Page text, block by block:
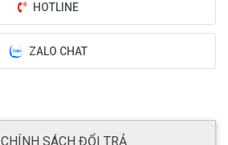
HOTLINE
ZALO CHAT
CHÍNH SÁCH ĐỔI TRẢ